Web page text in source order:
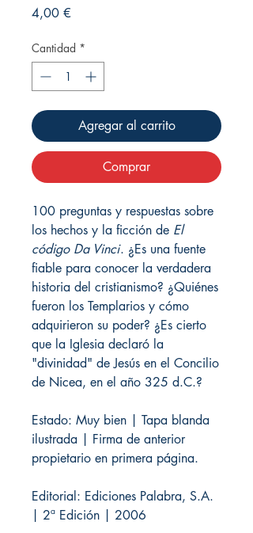
4,00 €
Cantidad *
Agregar al carrito
Comprar
100 preguntas y respuestas sobre
los hechos y la ficción de El
código Da Vinci. ¿Es una fuente
fiable para conocer la verdadera
historia del cristianismo? ¿Quiénes
fueron los Templarios y cómo
adquirieron su poder? ¿Es cierto
que la Iglesia declaró la
"divinidad" de Jesús en el Concilio
de Nicea, en el año 325 d.C.?
Estado: Muy bien | Tapa blanda
ilustrada | Firma de anterior
propietario en primera página.
Editorial: Ediciones Palabra, S.A.
| 2ª Edición | 2006